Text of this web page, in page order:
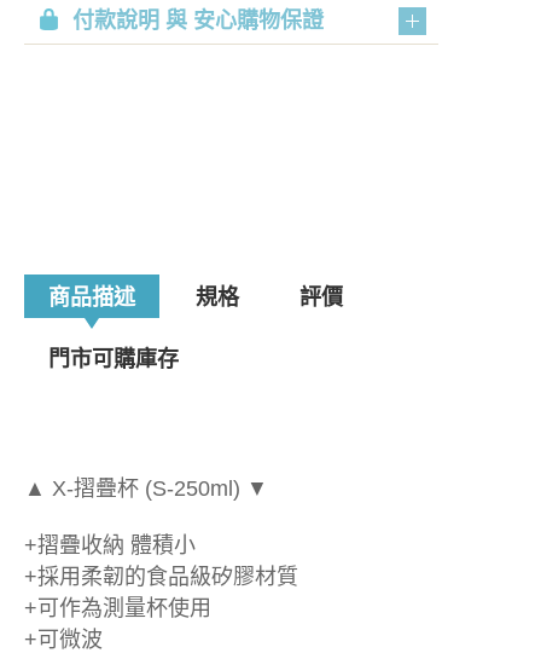
付款說明 與 安心購物保證
商品描述 規格 評價
門市可購庫存
▲ X-摺疊杯 (S-250ml) ▼
+摺疊收納 體積小
+採用柔韌的食品級矽膠材質
+可作為測量杯使用
+可微波